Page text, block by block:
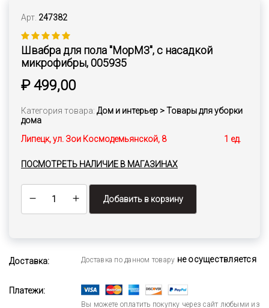
Арт. 247382
Швабра для пола "MopM3", с насадкой
микрофибры, 005935
₽ 499,00
Категория товара: Дом и интерьер > Товары для уборки
дома
Липецк, ул. Зои Космодемьянской, 8
1 ед.
ПОСМОТРЕТЬ НАЛИЧИЕ В МАГАЗИНАХ
Добавить в корзину
Доставка: Доставка по данном товару не осуществляется
Платежи:
Вы можете оплатить покупку через сайт любыми из